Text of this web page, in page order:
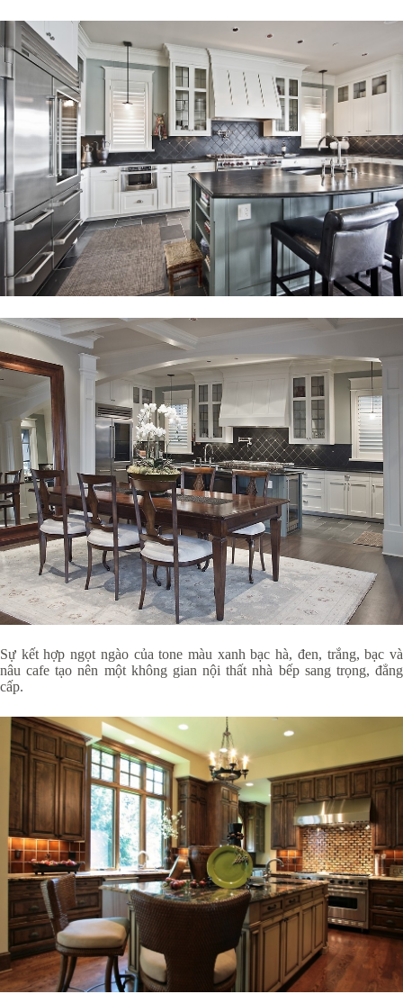
Sự kết hợp ngọt ngào của tone màu xanh bạc hà, đen, trắng, bạc và
nâu cafe tạo nên một không gian nội thất nhà bếp sang trọng, đẳng
cấp.